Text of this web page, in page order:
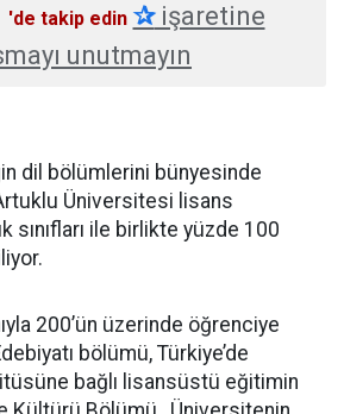
'de takip edin ✰işaretine
unutmayın
dil bölümlerini bünyesinde
Üniversitesi lisans
sınıfları ile birlikte yüzde 100
200’ün üzerinde öğrenciye
bölümü, Türkiye’de
bağlı lisansüstü eğitimin